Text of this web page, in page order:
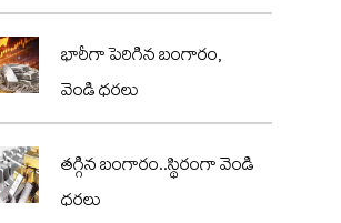
భారీగా పెరిగిన బంగారం,
వెండి ధరలు
తగ్గిన బంగారం..స్థిరంగా వెండి
ధరలు